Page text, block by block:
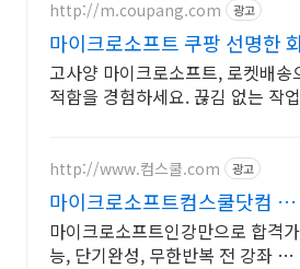
http://m.coupang.com 광고
마이크로소프트 쿠팡 선명한
인
고사양 마이크로소프트, 로켓배송
적함을 경험하세요. 끊김 없는 작
http://www.컴스쿨.com 광고
마이크로소프트컴스쿨닷컴 당
일 신청&결제시 기프티콘!
마이크로소프트인강만으로 합격가
능, 단기완성, 무한반복 전 강좌 스마